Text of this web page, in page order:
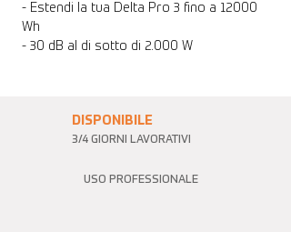
- Estendi la tua Delta Pro 3 fino a 12000
Wh
- 30 dB al di sotto di 2.000 W
DISPONIBILE
3/4 GIORNI LAVORATIVI
USO PROFESSIONALE